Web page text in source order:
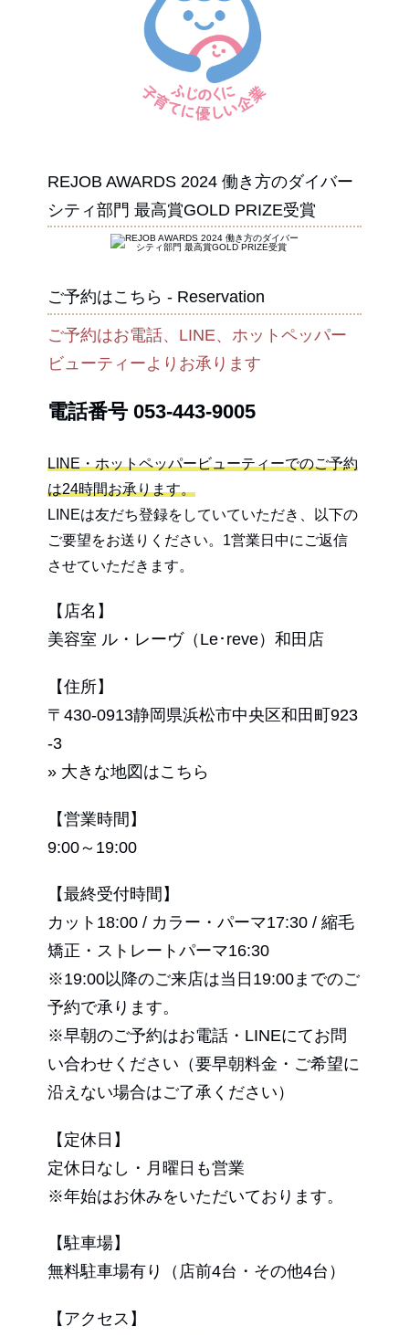
REJOB AWARDS 2024 働き方のダイバー
シティ部門 最高賞GOLD PRIZE受賞
ご予約はこちら - Reservation
ご予約はお電話、LINE、ホットペッパー
ビューティーよりお承ります
電話番号 053-443-9005
LINE・ホットペッパービューティーでのご予約
は24時間お承ります。
LINEは友だち登録をしていていただき、以下の
ご要望をお送りください。1営業日中にご返信
させていただきます。
【店名】
美容室 ル・レーヴ（Le･reve）和田店
【住所】
〒430-0913静岡県浜松市中央区和田町923
-3
» 大きな地図はこちら
【営業時間】
9:00～19:00
【最終受付時間】
カット18:00 / カラー・パーマ17:30 / 縮毛
矯正・ストレートパーマ16:30
※19:00以降のご来店は当日19:00までのご
予約で承ります。
※早朝のご予約はお電話・LINEにてお問
い合わせください（要早朝料金・ご希望に
沿えない場合はご了承ください）
【定休日】
定休日なし・月曜日も営業
※年始はお休みをいただいております。
【駐車場】
無料駐車場有り（店前4台・その他4台）
【アクセス】